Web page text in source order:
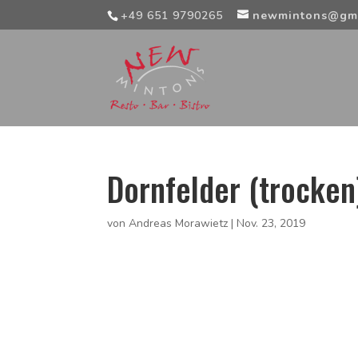
+49 651 9790265
Dornfelder
vonAndreas Morawietz |Nov. 23, 2019